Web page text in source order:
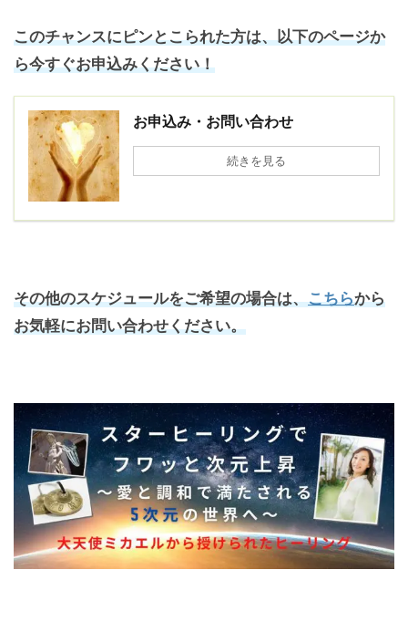
このチャンスにピンとこられた方は、以下のページか
ら今すぐお申込みください！
お申込み・お問い合わせ
続きを見る
その他のスケジュールをご希望の場合は、こちらから
お気軽にお問い合わせください。